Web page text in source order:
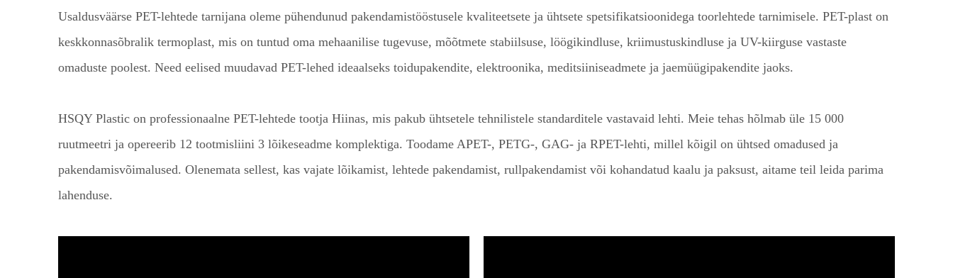
Usaldusväärse PET-lehtede tarnijana oleme pühendunud pakendamistööstusele kvaliteetsete ja ühtsete spetsifikatsioonidega toorlehtede tarnimisele. PET-plast on
keskkonnasõbralik termoplast, mis on tuntud oma mehaanilise tugevuse, mõõtmete stabiilsuse, löögikindluse, kriimustuskindluse ja UV-kiirguse vastaste
omaduste poolest. Need eelised muudavad PET-lehed ideaalseks toidupakendite, elektroonika, meditsiiniseadmete ja jaemüügipakendite jaoks.
HSQY Plastic on professionaalne PET-lehtede tootja Hiinas, mis pakub ühtsetele tehnilistele standarditele vastavaid lehti. Meie tehas hõlmab üle 15 000
ruutmeetri ja opereerib 12 tootmisliini 3 lõikeseadme komplektiga. Toodame APET-, PETG-, GAG- ja RPET-lehti, millel kõigil on ühtsed omadused ja
pakendamisvõimalused. Olenemata sellest, kas vajate lõikamist, lehtede pakendamist, rullpakendamist või kohandatud kaalu ja paksust, aitame teil leida parima
lahenduse.